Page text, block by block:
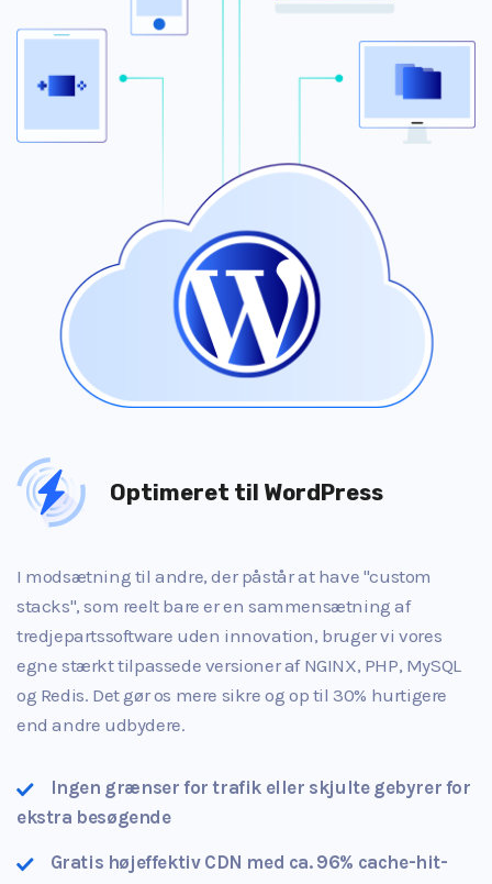
Optimeret til WordPress
I modsætning til andre, der påstår at have "custom
stacks", som reelt bare er en sammensætning af
tredjepartssoftware uden innovation, bruger vi vores
egne stærkt tilpassede versioner af NGINX, PHP, MySQL
og Redis. Det gør os mere sikre og op til 30% hurtigere
end andre udbydere.
Ingen grænser for trafik eller skjulte gebyrer for
ekstra besøgende
Gratis højeffektiv CDN med ca. 96% cache-hit-